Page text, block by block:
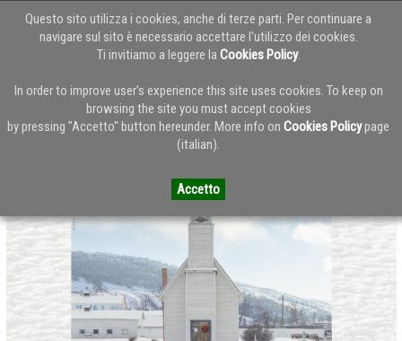
Questo sito utilizza i cookies, anche di terze parti. Per continuare a
navigare sul sito è necessario accettare l'utilizzo dei cookies.
Ti invitiamo a leggere la Cookies Policy.
In order to improve user's experience this site uses cookies. To keep on
browsing the site you must accept cookies
by pressing "Accetto" button hereunder. More info onCookies Policypage
(italian).
Accetto
Torna alla Home del Blog
merry christmas - buon natale